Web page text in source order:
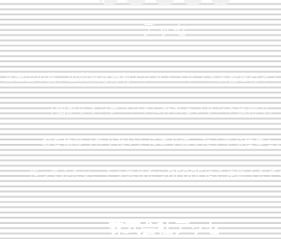
​デッセ
富士山の麓、山梨県忍野村でグッズプリント業務を行っ
1個からオンデマンドに作れるプリント技術で、
お客様の『作りたい』に寄り添った丁寧な仕事を
作ってみたい、そう感じたらDECCEにご連絡くださ
株式会社デッセ